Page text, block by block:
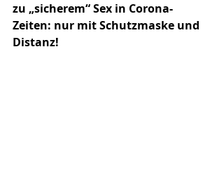
zu „sicherem“ Sex in Corona-
Zeiten: nur mit Schutzmaske und
Distanz!